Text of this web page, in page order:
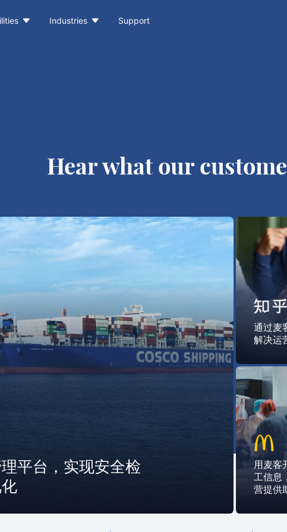
 Industries  Support
Hear what our
平台，实现安全检
通过麦
解决运
用麦客
工信息
营提供